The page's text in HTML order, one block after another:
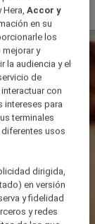
Hera,Accor y
en su
los
y
la audiencia y el
de
con
intereses para
terminales
usos
dirigida,
en versión
y fidelidad
y redes